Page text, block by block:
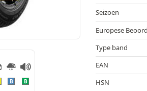
B B
Seizoen
Europese
Type band
EAN
HSN